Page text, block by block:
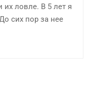
ловле. В 5 лет я
сих пор за нее